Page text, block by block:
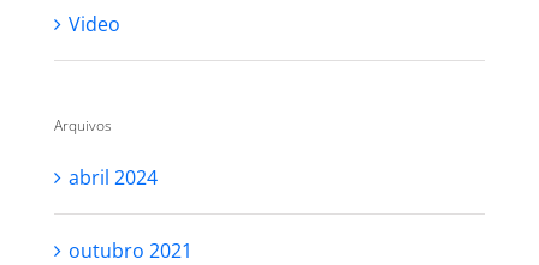
Video
Arquivos
abril 2024
outubro 2021